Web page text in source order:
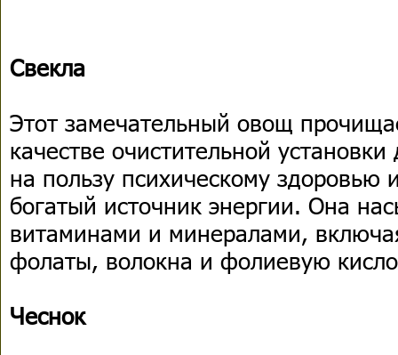
Свекла
Этот замечательный овощ
качестве очистительной
на пользу психическому здоровью
богатый источник энергии. Она
витаминами и минералами,
фолаты, волокна и фолиевую
Чеснок